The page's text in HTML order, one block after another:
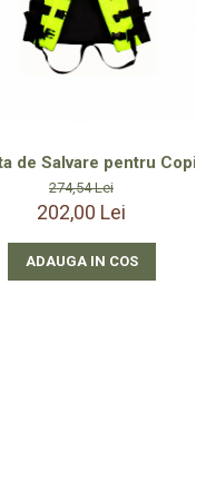
- Second Hand
de Salvare pentru
274,54 Lei
202,00 Lei
ADAUGA IN COS